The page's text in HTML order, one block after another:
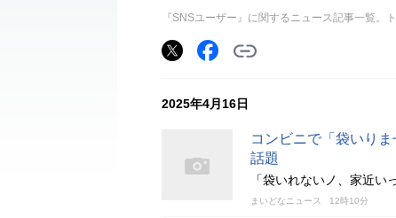
『SNSユーザー』に関するニュース記事一覧。
2025年4月16日
コンビニで「袋いり
話題
「袋いれないノ、家近
まいどなニュース 12時10分